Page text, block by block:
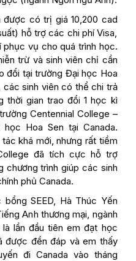
được có trị giá 10,200 cad
hỗ trợ các chi phí Visa,
vụ cho quá trình học.
trừ và sinh viên chỉ cần
đổi tại trường Đại học Hoa
các sinh viên có thể chi trả
thời gian trao đổi 1 học kì
Centennial College –
Hoa Sen tại Canada.
khá mới, nhưng rất tiềm
đã tích cực hỗ trợ
chương trình giúp các sinh
phủ Canada.
SEED, Hà Thúc Yến
Anh thương mại, ngành
lần đầu tiên em đạt học
được đền đáp và em thấy
đi Canada vào tháng